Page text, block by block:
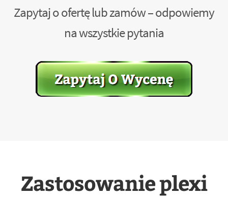
Zapytaj o ofertę lub zamów – odpowiemy
na wszystkie pytania
Zastosowanie plexi